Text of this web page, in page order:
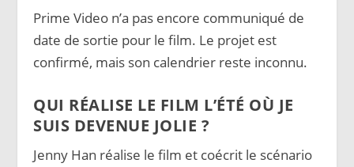
Prime Video n’a pas encore communiqué de
date de sortie pour le film. Le projet est
confirmé, mais son calendrier reste inconnu.
QUI RÉALISE LE FILM L’ÉTÉ OÙ JE
SUIS DEVENUE JOLIE ?
Jenny Han réalise le film et coécrit le scénario